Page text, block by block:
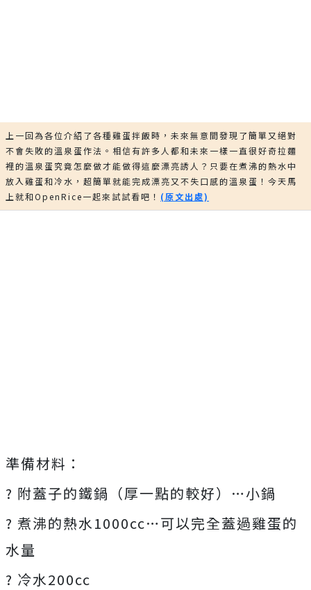
上一回為各位介紹了各種雞蛋拌飯時，未來無意間發現了簡單又絕對
不會失敗的溫泉蛋作法。相信有許多人都和未來一樣一直很好奇拉麵
裡的溫泉蛋究竟怎麼做才能做得這麼漂亮誘人？只要在煮沸的熱水中
放入雞蛋和冷水，超簡單就能完成漂亮又不失口感的溫泉蛋！今天馬
上就和OpenRice一起來試試看吧！ (原文出處)
準備材料：
? 附蓋子的鐵鍋（厚一點的較好）…小鍋
? 煮沸的熱水1000cc…可以完全蓋過雞蛋的
水量
? 冷水200cc